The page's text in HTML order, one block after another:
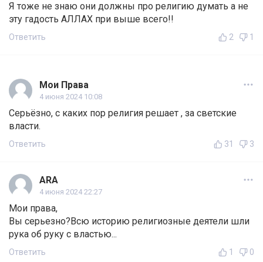
Я тоже не знаю они должны про религию думать а не
эту гадость АЛЛАХ при выше всего!!
Ответить 2 1
Мои Права
4 июня 2024 10:08
Серьёзно, с каких пор религия решает , за светские
власти.
Ответить 31 3
ARA
4 июня 2024 22:27
Мои права,
Вы серьезно?Всю историю религиозные деятели шли
рука об руку с властью...
Ответить 1 0